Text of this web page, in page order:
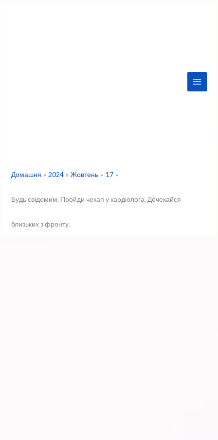
Домашня 2024 Жовтень 17
Будь свідомим. Пройди чекап у кардіолога. Дочекайся
близьких з фронту.